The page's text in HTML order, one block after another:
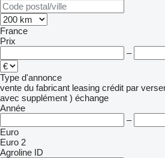
France
Prix
–
Type d'annonce
vente du fabricant leasing crédit par
avec supplément ) échange
Année
–
Euro
Euro 2
Agroline ID